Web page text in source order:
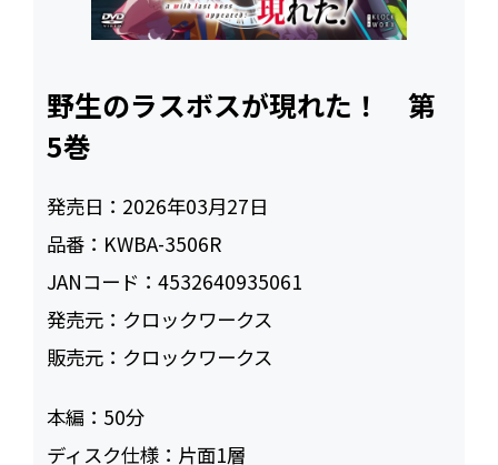
野生のラスボスが現れた！ 第
5巻
発売日： 2026年03月27日
品番： KWBA-3506R
JANコード：4532640935061
発売元： クロックワークス
販売元： クロックワークス
本編： 50
ディスク仕様： 片面1層